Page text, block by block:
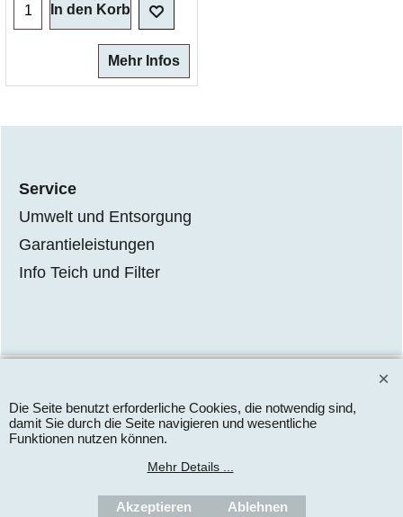
In den Korb
Mehr Infos
Service
Umwelt und Entsorgung
Garantieleistungen
Info Teich und Filter
Software.
Die Seite benutzt erforderliche Cookies, die notwendig sind,
damit Sie durch die Seite navigieren und wesentliche
Funktionen nutzen können.
Mehr Details ...
Akzeptieren Ablehnen